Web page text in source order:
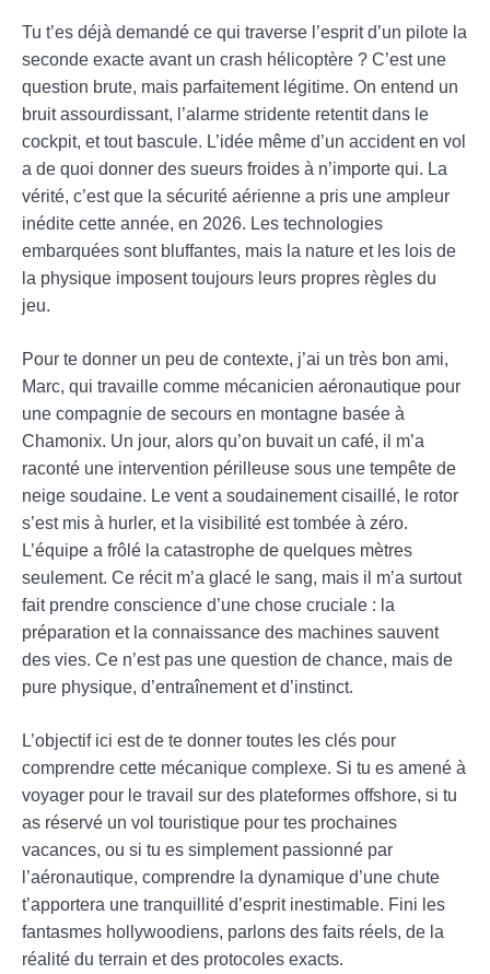
Tu t’es déjà demandé ce qui traverse l’esprit d’un pilote la
seconde exacte avant un crash hélicoptère ? C’est une
question brute, mais parfaitement légitime. On entend un
bruit assourdissant, l’alarme stridente retentit dans le
cockpit, et tout bascule. L’idée même d’un accident en vol
a de quoi donner des sueurs froides à n’importe qui. La
vérité, c’est que la sécurité aérienne a pris une ampleur
inédite cette année, en 2026. Les technologies
embarquées sont bluffantes, mais la nature et les lois de
la physique imposent toujours leurs propres règles du
jeu.
Pour te donner un peu de contexte, j’ai un très bon ami,
Marc, qui travaille comme mécanicien aéronautique pour
une compagnie de secours en montagne basée à
Chamonix. Un jour, alors qu’on buvait un café, il m’a
raconté une intervention périlleuse sous une tempête de
neige soudaine. Le vent a soudainement cisaillé, le rotor
s’est mis à hurler, et la visibilité est tombée à zéro.
L’équipe a frôlé la catastrophe de quelques mètres
seulement. Ce récit m’a glacé le sang, mais il m’a surtout
fait prendre conscience d’une chose cruciale : la
préparation et la connaissance des machines sauvent
des vies. Ce n’est pas une question de chance, mais de
pure physique, d’entraînement et d’instinct.
L’objectif ici est de te donner toutes les clés pour
comprendre cette mécanique complexe. Si tu es amené à
voyager pour le travail sur des plateformes offshore, si tu
as réservé un vol touristique pour tes prochaines
vacances, ou si tu es simplement passionné par
l’aéronautique, comprendre la dynamique d’une chute
t’apportera une tranquillité d’esprit inestimable. Fini les
fantasmes hollywoodiens, parlons des faits réels, de la
réalité du terrain et des protocoles exacts.